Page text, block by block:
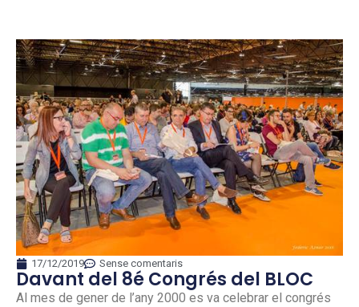
17/12/2019 Sense comentaris
Davant del 8é Congrés del BLOC
Al mes de gener de l’any 2000 es va celebrar el congrés